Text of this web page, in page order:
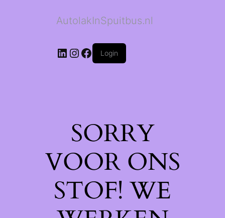
AutolakInSpuitbus.nl
LinkedIn
Instagram
Facebook
Login
SORRY
VOOR ONS
STOF! WE